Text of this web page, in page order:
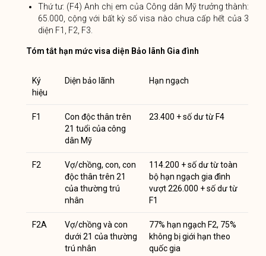
Thứ tư: (F4) Anh chị em của Công dân Mỹ trưởng thành:
65.000, cộng với bất kỳ số visa nào chưa cấp hết của 3
diện F1, F2, F3.
Tóm tắt hạn mức visa diện Bảo lãnh Gia đình
Ký
hiệu
Diện bảo lãnh Hạn ngạch
F1
Con độc thân trên
21 tuổi của công
dân Mỹ
23.400 + số dư từ F4
F2
Vợ/chồng, con, con
độc thân trên 21
của thường trú
nhân
114.200 + số dư từ toàn
bộ hạn ngạch gia đình
vượt 226.000 + số dư từ
F1
F2A
Vợ/chồng và con
dưới 21 của thường
trú nhân
77% hạn ngạch F2, 75%
không bị giới hạn theo
quốc gia